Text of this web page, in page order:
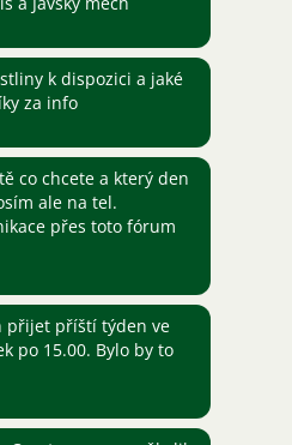
k dispozici a jaké
za info
co chcete a který den
ale na tel.
přes toto fórum
přijet příští týden ve
po 15.00. Bylo by to